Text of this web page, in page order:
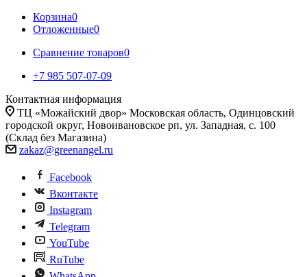
Корзина0
Отложенные0
Сравнение товаров0
+7 985 507-07-09
Контактная информация
ТЦ «Можайский двор» Московская область, Одинцовский
городской округ, Новоивановское рп, ул. Западная, с. 100
(Склад без Магазина)
zakaz@greenangel.ru
Facebook
Вконтакте
Instagram
Telegram
YouTube
RuTube